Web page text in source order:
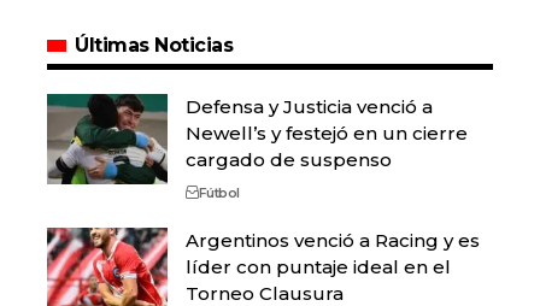
Últimas Noticias
Defensa y Justicia venció a
Newell’s y festejó en un cierre
cargado de suspenso
Fútbol
Argentinos venció a Racing y es
líder con puntaje ideal en el
Torneo Clausura